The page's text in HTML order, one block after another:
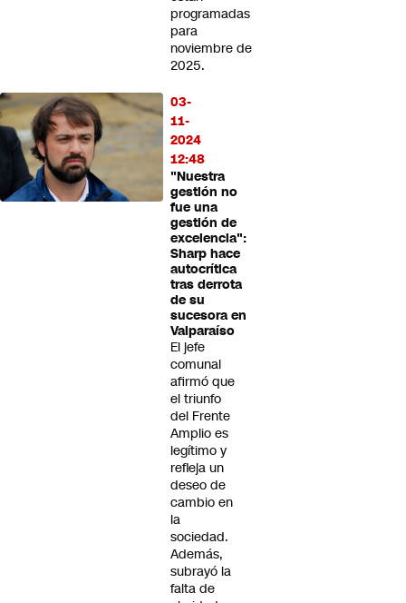
programadas
para
noviembre de
2025.
03-
11-
2024
12:48
"Nuestra
gestión no
fue una
gestión de
excelencia":
Sharp hace
autocrítica
tras derrota
de su
sucesora en
Valparaíso
El jefe
comunal
afirmó que
el triunfo
del Frente
Amplio es
legítimo y
refleja un
deseo de
cambio en
la
sociedad.
Además,
subrayó la
falta de